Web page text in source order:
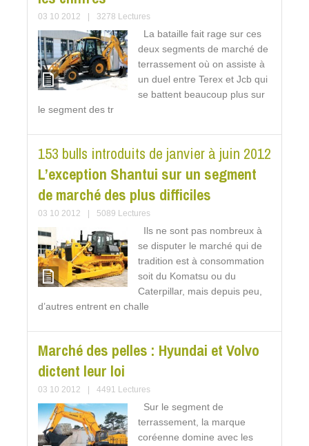
03 10 2012 3278 Lectures
La bataille fait rage sur ces
deux segments de marché de
terrassement où on assiste à
un duel entre Terex et Jcb qui
se battent beaucoup plus sur
le segment des tr
153 bulls introduits de janvier à juin 2012
L’exception Shantui sur un segment
de marché des plus difficiles
03 10 2012 5089 Lectures
Ils ne sont pas nombreux à
se disputer le marché qui de
tradition est à consommation
soit du Komatsu ou du
Caterpillar, mais depuis peu,
d’autres entrent en challe
Marché des pelles : Hyundai et Volvo
dictent leur loi
03 10 2012 4491 Lectures
Sur le segment de
terrassement, la marque
coréenne domine avec les